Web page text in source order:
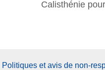
Calisthénie
Politiques et avis de non-